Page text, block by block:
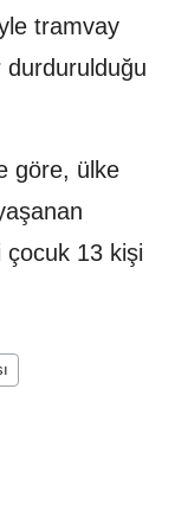
tramvay
durdurulduğu
göre, ülke
çocuk 13 kişi